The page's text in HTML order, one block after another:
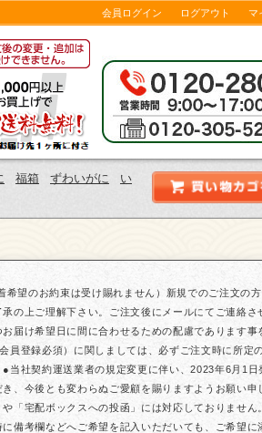
マ
ログアウト
会員ログイン
福箱 ずわいがに
い
望のお約束は受け賜れません）新規でのご注文の
の上ご理解下さい。ご注文後にメールにてご連絡さ
届け希望日に間に合わせるための配慮であります事
登録必須）に関しましては、必ずご注文時に所定
社契約運送業者の規定変更に伴い、2023年6月1日
、今後とも変わらぬご愛顧を賜りますようお願い
「宅配ボックスへの投函」には対応しておりません
備考欄などへご希望を記入いただいても、ご希望に